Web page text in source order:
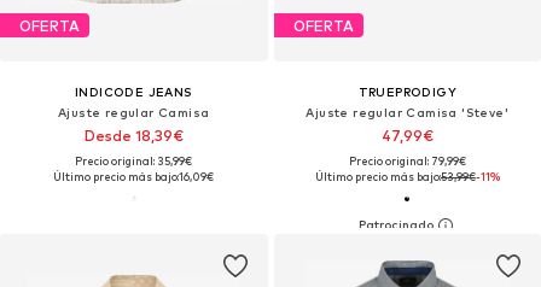
OFERTA
INDICODE JEANS
Ajuste regular Camisa
Desde 18,39€
Precio original: 35,99€
Último precio más bajo:16,09€
OFERTA
TRUEPRODIGY
Ajuste regular Camisa 'Steve'
47,99€
Precio original: 79,99€
Último precio más bajo:53,99€-11%